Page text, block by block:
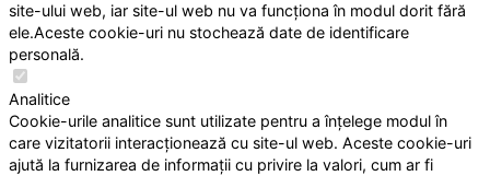
site-ului web, iar site-ul web nu va funcționa în modul dorit fără
ele.Aceste cookie-uri nu stochează date de identificare
personală.
Analitice
Cookie-urile analitice sunt utilizate pentru a înțelege modul în
care vizitatorii interacționează cu site-ul web. Aceste cookie-uri
ajută la furnizarea de informații cu privire la valori, cum ar fi